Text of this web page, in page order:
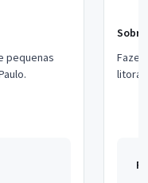
pequenas
litoral